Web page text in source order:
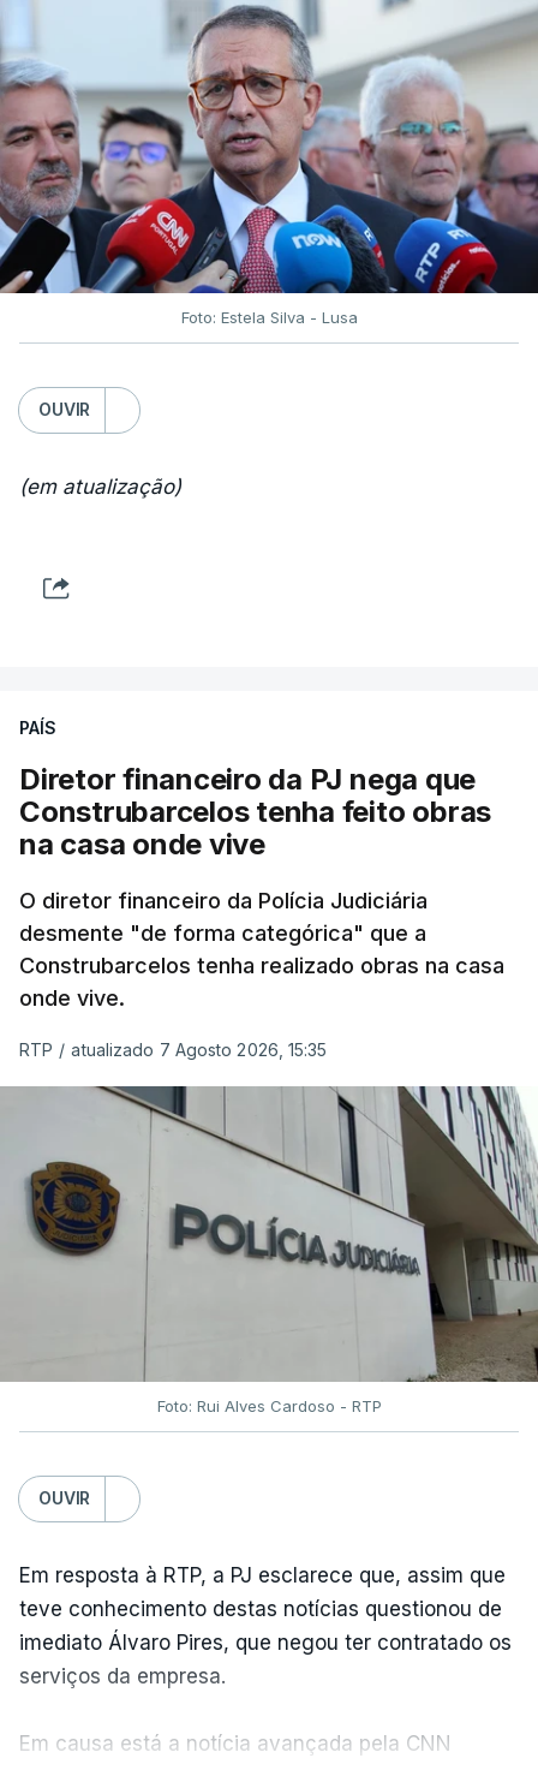
Foto: Estela Silva - Lusa
OUVIR
(em atualização)
PAÍS
Diretor financeiro da PJ nega que
Construbarcelos tenha feito obras
na casa onde vive
O diretor financeiro da Polícia Judiciária
desmente "de forma categórica" que a
Construbarcelos tenha realizado obras na casa
onde vive.
RTP / atualizado 7 Agosto 2026, 15:35
Foto: Rui Alves Cardoso - RTP
OUVIR
Em resposta à RTP, a PJ esclarece que, assim que
teve conhecimento destas notícias questionou de
imediato Álvaro Pires, que negou ter contratado os
serviços da empresa.
Em causa está a notícia avançada pela CNN